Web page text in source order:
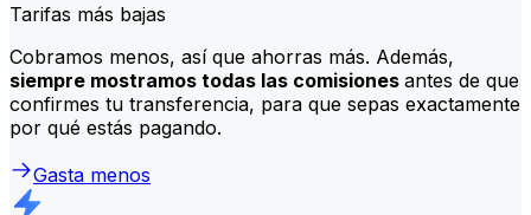
Tarifas más bajas
Cobramos menos, así que ahorras más. Además,
siempre mostramos todas las comisiones antes de que
confirmes tu transferencia, para que sepas exactamente
por qué estás pagando.
Gasta menos